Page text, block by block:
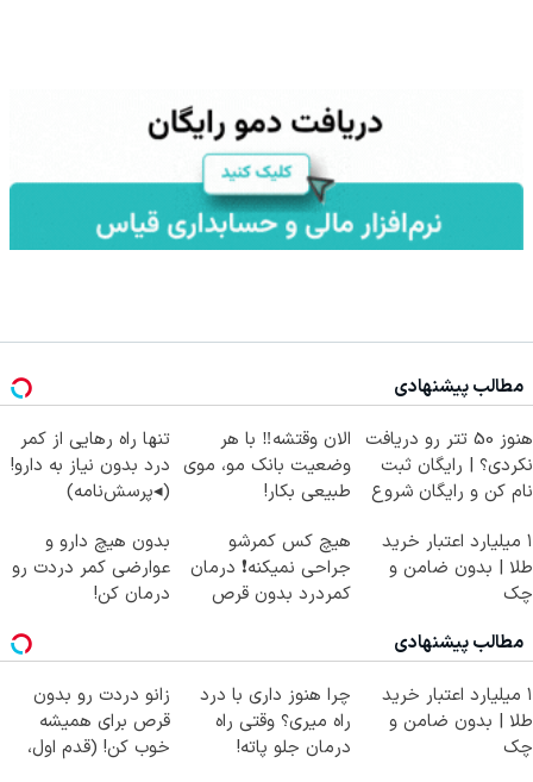
مطالب پیشنهادی
هنوز 50 تتر رو دریافت
نکردی؟ | رایگان ثبت
نام کن و رایگان شروع
الان وقتشه‼️ با هر
وضعیت بانک مو، موی
طبیعی بکار!
تنها راه رهایی از کمر
درد بدون نیاز به دارو!
(◂پرسش‌نامه)
۱ میلیارد اعتبار خرید
طلا | بدون ضامن و
چک
هیچ کس کمرشو
جراحی نمیکنه❗ درمان
کمردرد بدون قرص
بدون هیچ دارو و
عوارضی کمر دردت رو
درمان کن!
مطالب پیشنهادی
۱ میلیارد اعتبار خرید
طلا | بدون ضامن و
چک
چرا هنوز داری با درد
راه میری؟ وقتی راه
درمان جلو پاته!
زانو دردت رو بدون
قرص برای همیشه
خوب کن! (قدم اول،